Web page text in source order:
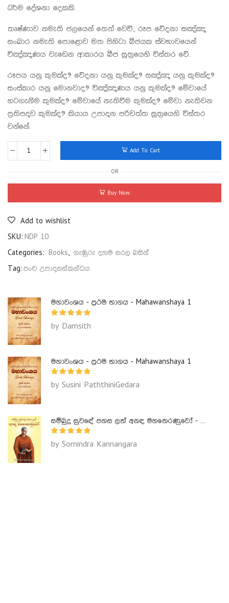
ධර්ම දේශනා දෙකකි.
තෘෂ්ණාව නමැති ජලයෙන් තෙත් වෙවී, රූප වේදනා සඤ්ඤා
සංඛාර නමැති පොළොව මත පිහිටා බීජයක ස්වභාවයෙන්
විඤ්ඤාණය වැඩෙන ආකාරය බීජ සූත්‍රයෙහි විස්තර වේ.
රූපය යනු කුමක්ද? වේදනා යනු කුමක්ද? සඤ්ඤා යනු කුමක්ද?
සංස්කාර යනු මොනවාද? විඤ්ඤාණය යනු කුමක්ද? මේවායේ
හටගැනීම කුමක්ද? මේවායේ නැතිවීම කුමක්ද? මේවා නැතිවන
ප්‍රතිපදාව කුමක්ද? කියාය උපාදාන පරිවත්ත සූත්‍රයෙහි විස්තර
වන්නේ.
Add To Cart
OR
Buy Now
Add to wishlist
SKU: NDP 10
Categories: Books, ගැඹුරු දහම සරල බසින්
Tag:පංච උපාදානස්කන්ධය
මහාවංශය - ප්‍රථම භාගය - Mahawanshaya 1
by Damsith
මහාවංශය - ප්‍රථම භාගය - Mahawanshaya 1
by Susini PaththiniGedara
සම්බුදු සුවඳේ පහස ලත් අනඳ මහතෙරණුවෝ - Ananda Maha Theranuwo
by Somindra Kannangara